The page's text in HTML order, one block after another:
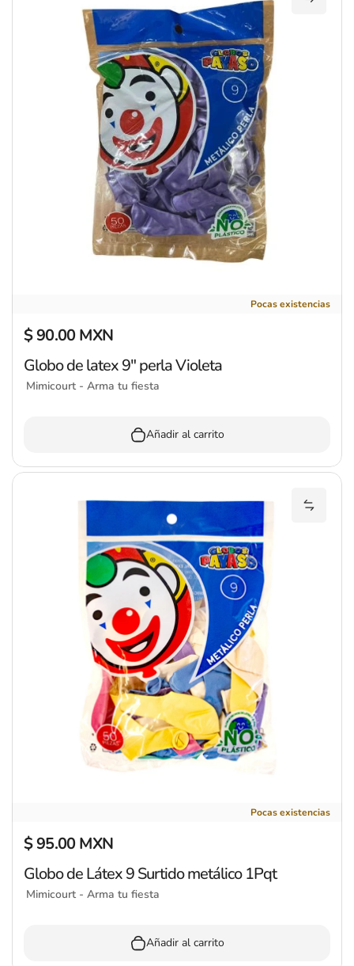
Pocas existencias
Precio regular
$ 90.00 MXN
Globo de latex 9" perla Violeta
Mimicourt - Arma tu fiesta
Añadir al carrito
Pocas existencias
Precio regular
$ 95.00 MXN
Globo de Látex 9 Surtido metálico 1Pqt
Mimicourt - Arma tu fiesta
Añadir al carrito